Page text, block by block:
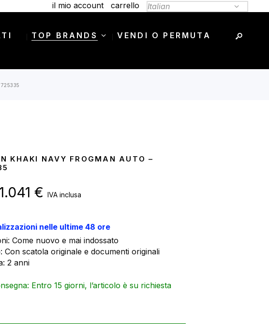
il mio account carrello
TOP BRANDS VENDI O PERMUTA
KHAKI NAVY FROGMAN AUTO –
Il
prezzo
€.
1.041 € Il
prezzo
è:
1.041 €.
IVA inclusa
nelle ultime 48 ore
Come nuovo e mai indossato
Con scatola originale e documenti originali
2 anni
Entro 15 giorni, l’articolo è su richiesta